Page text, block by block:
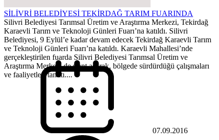
SİLİVRİ BELEDİYESİ TEKİRDAĞ TARIM FUARINDA
Silivri Belediyesi Tarımsal Üretim ve Araştırma Merkezi, Tekirdağ
Karaevli Tarım ve Teknoloji Günleri Fuarı’na katıldı. Silivri
Belediyesi, 9 Eylül’e kadar devam edecek Tekirdağ Karaevli Tarım
ve Teknoloji Günleri Fuarı’na katıldı. Karaevli Mahallesi’nde
gerçekleştirilen fuarda Silivri Belediyesi Tarımsal Üretim ve
Araştırma Merkezi de stant açarak, bölgede sürdürdüğü çalışmaları
ve faaliyetleri tanıttı....
07.09.2016